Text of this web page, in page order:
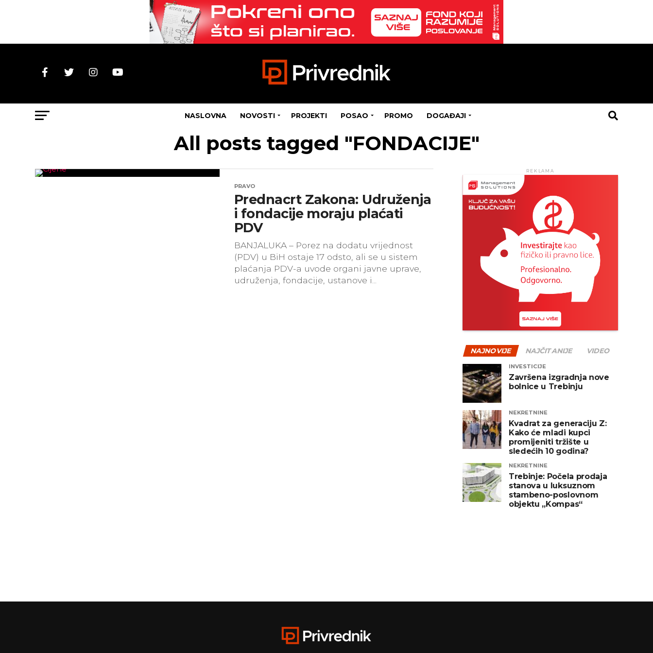
NASLOVNA NOVOSTI PROJEKTI POSAO PROMO DOGAĐAJI
All posts tagged "FONDACIJE"
PRAVO
Prednacrt Zakona: Udruženja
i fondacije moraju plaćati
PDV
BANJALUKA – Porez na dodatu vrijednost
(PDV) u BiH ostaje 17 odsto, ali se u sistem
plaćanja PDV-a uvode organi javne uprave,
udruženja, fondacije, ustanove i...
REKLAMA
NAJNOVIJE NAJČITANIJE VIDEO
INVESTICIJE
Završena izgradnja nove
bolnice u Trebinju
NEKRETNINE
Kvadrat za generaciju Z:
Kako će mladi kupci
promijeniti tržište u
sledećih 10 godina?
NEKRETNINE
Trebinje: Počela prodaja
stanova u luksuznom
stambeno-poslovnom
objektu „Kompas“